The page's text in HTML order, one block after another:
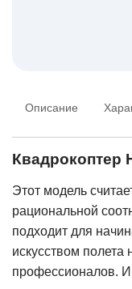
Описание
Квадрокоптер
Этот модель
рациональной
подходит для
искусством полета
профессионалов.